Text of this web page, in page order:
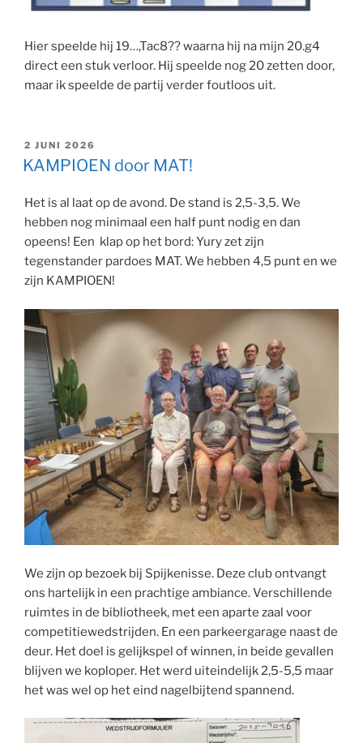
Hier speelde hij 19…,Tac8?? waarna hij na mijn 20.g4
direct een stuk verloor. Hij speelde nog 20 zetten door,
maar ik speelde de partij verder foutloos uit.
GEPLAATST
OP
2 JUNI 2026
KAMPIOEN door MAT!
Het is al laat op de avond. De stand is 2,5-3,5. We
hebben nog minimaal een half punt nodig en dan
opeens! Een klap op het bord: Yury zet zijn
tegenstander pardoes MAT. We hebben 4,5 punt en we
zijn KAMPIOEN!
We zijn op bezoek bij Spijkenisse. Deze club ontvangt
ons hartelijk in een prachtige ambiance. Verschillende
ruimtes in de bibliotheek, met een aparte zaal voor
competitiewedstrijden. En een parkeergarage naast de
deur. Het doel is gelijkspel of winnen, in beide gevallen
blijven we koploper. Het werd uiteindelijk 2,5-5,5 maar
het was wel op het eind nagelbijtend spannend.